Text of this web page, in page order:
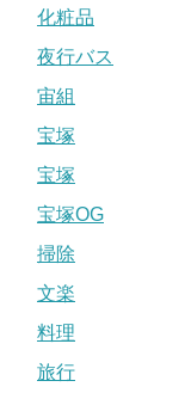
化粧品
夜行バス
宙組
宝塚
宝塚
宝塚OG
掃除
文楽
料理
旅行